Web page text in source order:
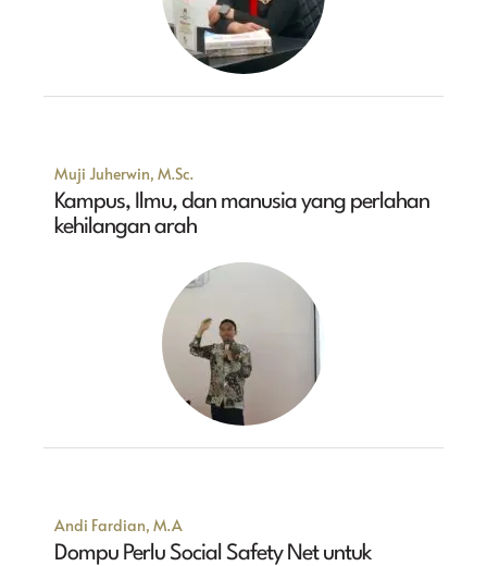
Muji Juherwin, M.Sc.
Kampus, Ilmu, dan manusia yang perlahan
kehilangan arah
Andi Fardian, M.A
Dompu Perlu Social Safety Net untuk